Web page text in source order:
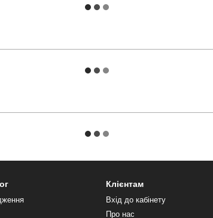
Клієнтам
Вхід до кабінету
Про нас